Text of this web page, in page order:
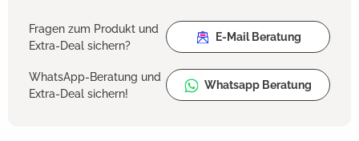
Fragen zum Produkt und
Extra-Deal sichern?
E-Mail Beratung
WhatsApp-Beratung und
Extra-Deal sichern!
Whatsapp Beratung